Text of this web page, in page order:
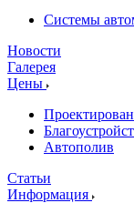
Системы
Новости
Галерея
Цены
Автополив
Статьи
Информация